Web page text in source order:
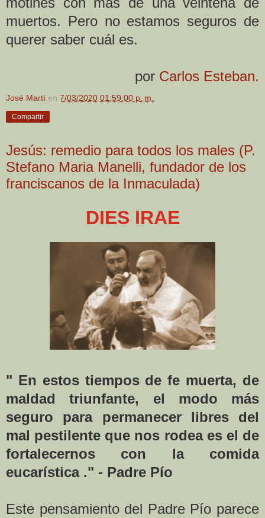
muertos. Pero no estamos seguros de
querer saber cuál es.
por Carlos Esteban.
José Martí en 7/03/2020 01:59:00 p. m.
Compartir
Jesús: remedio para todos los males (P.
Stefano Maria Manelli, fundador de los
franciscanos de la Inmaculada)
DIES IRAE
" En estos tiempos de fe muerta, de
maldad triunfante, el modo más
seguro para permanecer libres del
mal pestilente que nos rodea es el de
fortalecernos con la comida
eucarística ." - Padre Pío
Este pensamiento del Padre Pío parece